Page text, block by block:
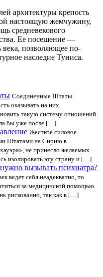
архитектуры крепость
настоящую жемчужину,
средневекового
Ее посещение —
века, позволяющее по-
наследие Туниса.
Соединенные Штаты
оказывать на них
такую систему отношений
бы уже после […]
Жесткое силовое
Штатами на Сирию в
не принесло желаемых
изолировать эту страну и […]
вызывать психиатра?
ведет себя неадекватно, то
за медицинской помощью.
рискованно, так как в […]